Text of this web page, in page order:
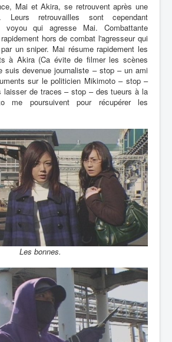
Mai et Akira, se retrouvent après une
Leurs retrouvailles sont cependant
voyou qui agresse Mai. Combattante
hors de combat l'agresseur qui
un sniper. Mai résume rapidement les
à Akira (Ca évite de filmer les scènes
suis devenue journaliste – stop – un ami
sur le politicien Mikimoto – stop –
laisser de traces – stop – des tueurs à la
me poursuivent pour récupérer les
Les bonnes.